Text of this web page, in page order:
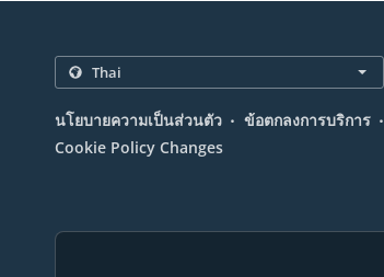
นโยบายความเป็นส่วนตัว . ข้อตกลงการบริการ .
Cookie Policy Changes